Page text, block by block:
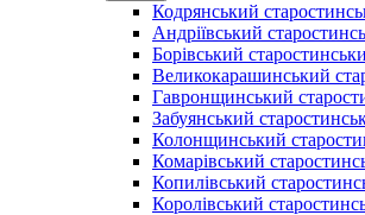
Кодрянський
Андріївський
Борівський
Великокарашинський
Гавронщинський
Забуянський
Колонщинський
Комарівський
Копилівський
Королівський